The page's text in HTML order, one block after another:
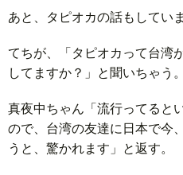
あと、タピオカの話もしてい
てちが、「タピオカって台湾
してますか？」と聞いちゃう。
真夜中ちゃん「流行ってると
ので、台湾の友達に日本で今
うと、驚かれます」と返す。